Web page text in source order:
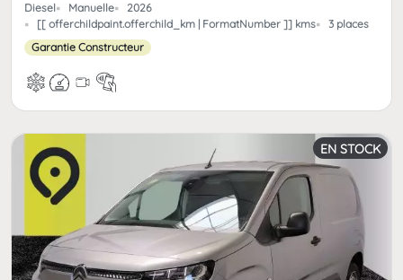
Diesel Manuelle
2026
[[ offerchildpaint.offerchild_km | FormatNumber ]] kms
3 places
Garantie Constructeur
EN STOCK